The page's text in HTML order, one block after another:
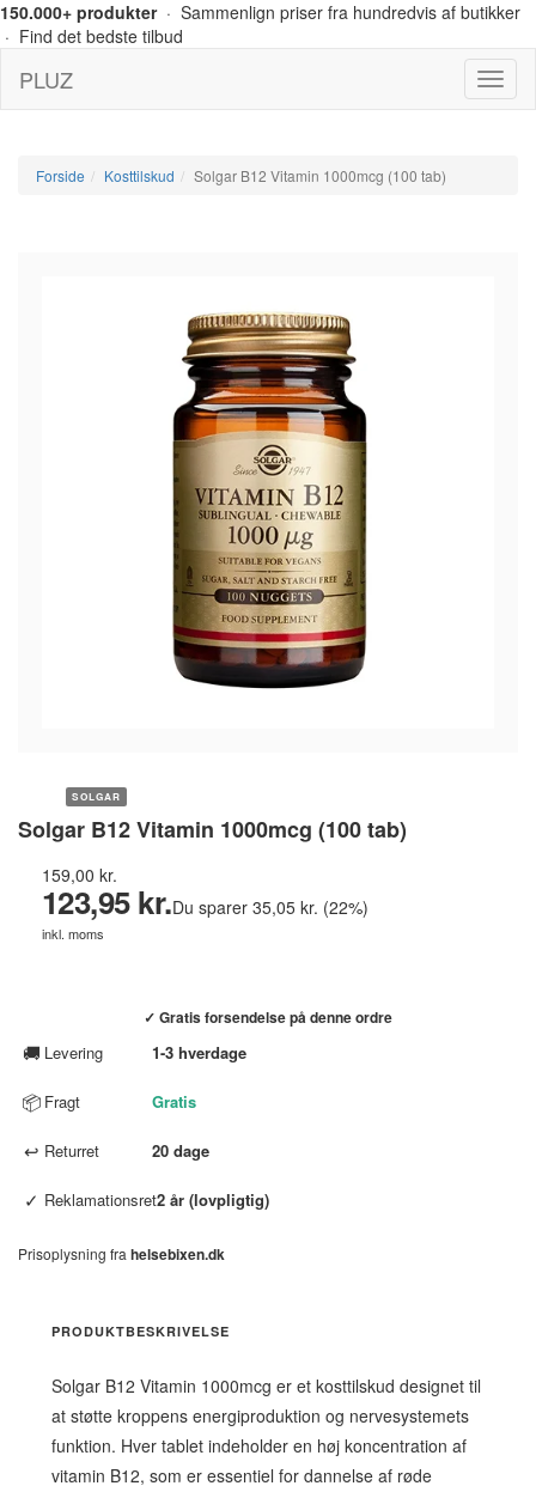
150.000+ produkter· Sammenlign priser fra hundredvis af butikker
· Find det bedste tilbud
Menu
PLUZ
Forside Kosttilskud Solgar B12 Vitamin 1000mcg (100 tab)
SOLGAR
Solgar B12 Vitamin 1000mcg (100 tab)
159,00 kr.
123,95 kr.Du sparer 35,05 kr. (22%)
inkl. moms
✓ Gratis forsendelse på denne ordre
🚚 Levering 1-3 hverdage
📦 Fragt Gratis
↩ Returret 20 dage
✓ Reklamationsret2 år (lovpligtig)
Prisoplysning fra helsebixen.dk
PRODUKTBESKRIVELSE
Solgar B12 Vitamin 1000mcg er et kosttilskud designet til
at støtte kroppens energiproduktion og nervesystemets
funktion. Hver tablet indeholder en høj koncentration af
vitamin B12, som er essentiel for dannelse af røde